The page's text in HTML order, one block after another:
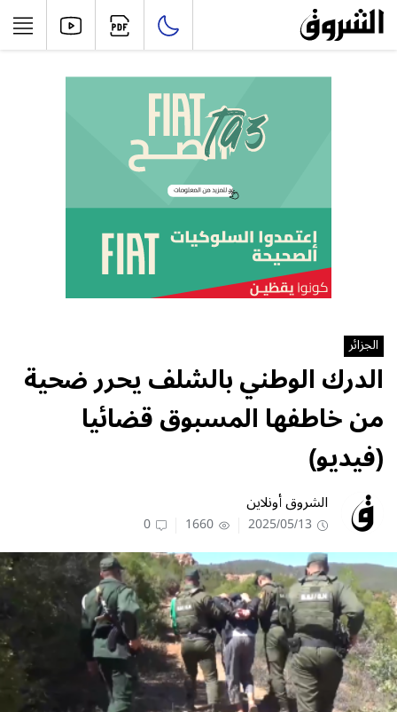
الجزائر
الدرك الوطني بالشلف يحرر ضحية
من خاطفها المسبوق قضائيا
(فيديو)
الشروق أونلاين
2025/05/13
1660
0